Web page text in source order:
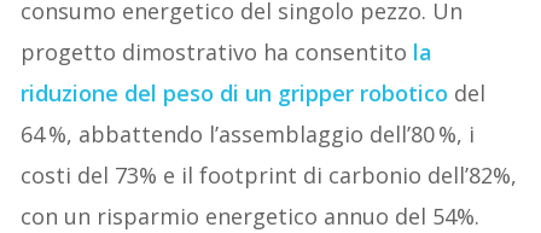
consumo energetico del singolo pezzo. Un
progetto dimostrativo ha consentito la
riduzione del peso di un gripper robotico del
64 %, abbattendo l’assemblaggio dell’80 %, i
costi del 73% e il footprint di carbonio dell’82%,
con un risparmio energetico annuo del 54%.